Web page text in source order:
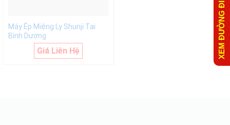
Máy Ép Miệng Ly Shunji Tại
Bình Dương
Giá Liên Hệ XEM ĐƯỜNG ĐI